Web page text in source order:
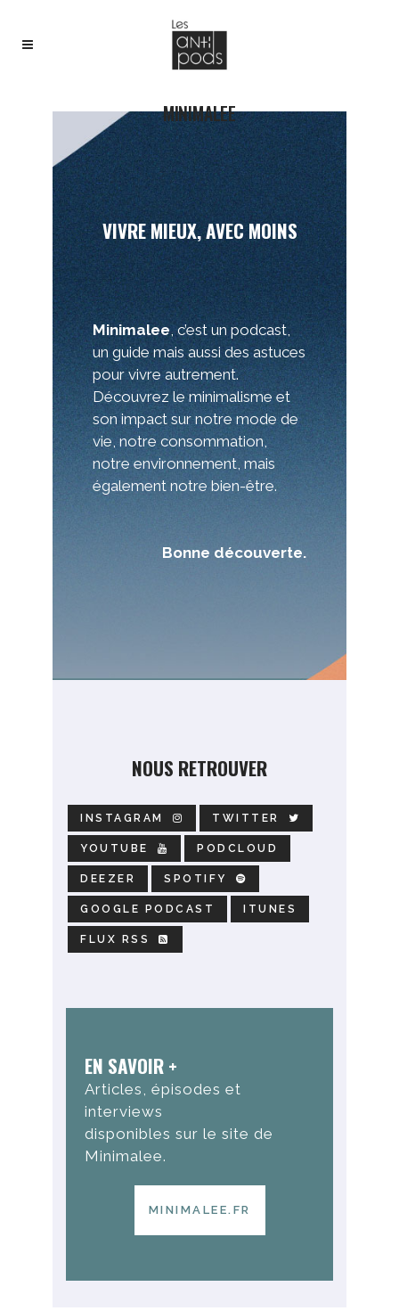
MINIMALEE
VIVRE MIEUX, AVEC MOINS
Minimalee, c’est un podcast,
un guide mais aussi des astuces
pour vivre autrement.
Découvrez le minimalisme et
son impact sur notre mode de
vie, notre consommation,
notre environnement, mais
également notre bien-être.
Bonne découverte.
NOUS RETROUVER
INSTAGRAM TWITTER
YOUTUBE PODCLOUD
DEEZER SPOTIFY
GOOGLE PODCAST ITUNES
FLUX RSS
EN SAVOIR +
Articles, épisodes et
interviews
disponibles sur le site de
Minimalee.
MINIMALEE.FR